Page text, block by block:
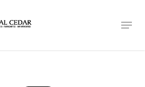
Menu
Close